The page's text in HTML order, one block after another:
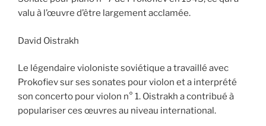
valu à l’œuvre d’être largement acclamée.
David Oistrakh
Le légendaire violoniste soviétique a travaillé avec
Prokofiev sur ses sonates pour violon et a interprété
son concerto pour violon n° 1. Oistrakh a contribué à
populariser ces œuvres au niveau international.